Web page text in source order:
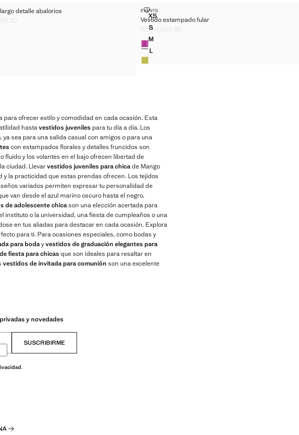
LARGO DETALLE ABALORIOS
LARGO DETALLE ABALORIOS
LARGO DETALLE ABALORIOS
LARGO DETALLE ABALORIOS
LARGO DETALLE ABALORIOS
detalle abalorios
LARGO DETALLE ABALORIOS
[RD$ 4,195.00 ]
Tallas
XSVESTIDO ESTAMPADO FULAR
SVESTIDO ESTAMPADO FULAR
MVESTIDO ESTAMPADO FULAR
LVESTIDO ESTAMPADO FULAR
EVENTS
Vestido estampado fular
VESTIDO ESTAMPADO FULAR
RD$ 6,995.00
Colores
para ofrecer estilo y comodidad en cada ocasión. Esta
hastavestidos juveniles para tu día a día. Los
sea para una salida casual con amigos o para una
con estampados florales y detalles fruncidos son
fluido y los volantes en el bajo ofrecen libertad de
ciudad. Llevarvestidos juveniles para chicade Mango
la practicidad que estas prendas ofrecen. Los tejidos
variados permiten expresar tu personalidad de
van desde el azul marino oscuro hasta el negro,
de adolescente chicason una elección acertada para
instituto o la universidad, una fiesta de cumpleaños o una
en tus aliadas para destacar en cada ocasión. Explora
para ti. Para ocasiones especiales, como bodas y
para bodayvestidos de graduación elegantes para
fiesta para chicasque son ideales para resaltar en
vestidos de invitada para comunión son una excelente
y novedades
SUSCRIBIRME
.